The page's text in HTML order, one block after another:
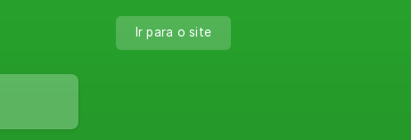
Ir para o site